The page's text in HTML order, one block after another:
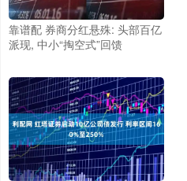
靠谱配 券商分红悬殊: 头部百亿
派现, 中小“掏空式”回馈